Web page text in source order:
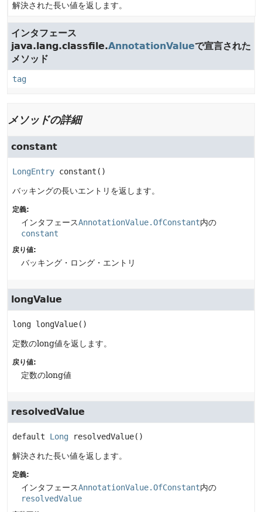
解決された長い値を返します。
インタフェース
java.lang.classfile.AnnotationValueで宣言された
メソッド
tag
メソッドの詳細
constant
LongEntry constant ()
バッキングの長いエントリを返します。
定義:
インタフェースAnnotationValue.OfConstant内の
constant
戻り値:
バッキング・ロング・エントリ
longValue
long longValue()
定数のlong値を返します。
戻り値:
定数のlong値
resolvedValue
default Long resolvedValue()
解決された長い値を返します。
定義:
インタフェースAnnotationValue.OfConstant内の
resolvedValue